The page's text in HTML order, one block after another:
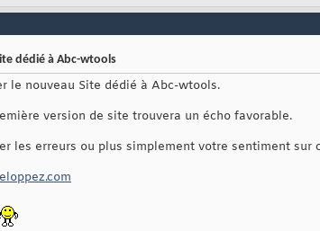
dédié à Abc-wtools
le nouveau Site dédié à Abc-wtools.
version de site trouvera un écho favorable.
les erreurs ou plus simplement votre sentiment sur